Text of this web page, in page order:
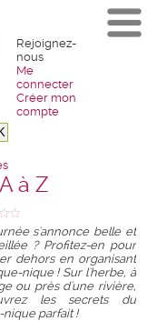
Rejoignez-
nous
Me
connecter
Créer mon
compte
à Z
s'annonce belle et
? Profitez-en pour
dehors en organisant
nique ! Sur l'herbe, à
ou près d'une rivière,
les secrets du
nique parfait !